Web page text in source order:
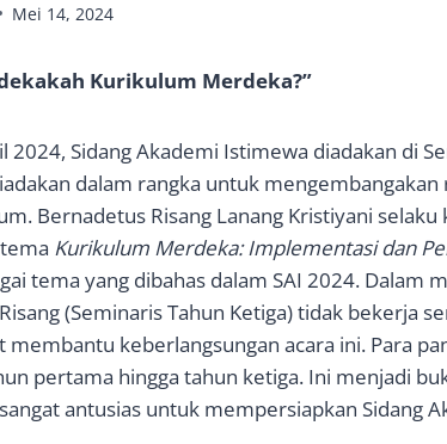
Mei 14, 2024
Kurikulum Merdeka?”
2024, Sidang Akademi Istimewa diadakan di
dalam rangka untuk mengembangakan
Bernadetus Risang Lanang Kristiyani
Kurikulum Merdeka: Implementasi dan
tema yang dibahas dalam SAI 2024. Dalam
(Seminaris Tahun Ketiga) tidak bekerja
membantu keberlangsungan acara ini. Para
pertama hingga tahun ketiga. Ini menjadi
antusias untuk mempersiapkan Sidang